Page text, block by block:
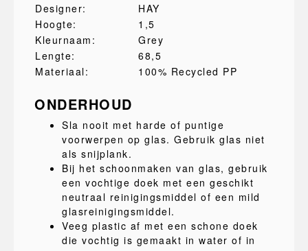
Designer:
HAY
Hoogte:
1,5
Kleurnaam:
Grey
Lengte:
68,5
Materiaal:
100% Recycled PP
ONDERHOUD
Sla nooit met harde of puntige
voorwerpen op glas. Gebruik glas niet
als snijplank.
Bij het schoonmaken van glas, gebruik
een vochtige doek met een geschikt
neutraal reinigingsmiddel of een mild
glasreinigingsmiddel.
Veeg plastic af met een schone doek
die vochtig is gemaakt in water of in